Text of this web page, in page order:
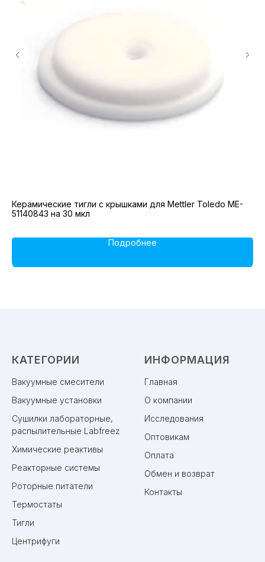
Керамические тигли с крышками для Mettler Toledo ME-
51140843 на 30 мкл
Подробнее
КАТЕГОРИИ
Вакуумные смесители
Вакуумные установки
Сушилки лабораторные,
распылительные Labfreez
Химические реактивы
Реакторные системы
Роторные питатели
Термостаты
Тигли
Центрифуги
ИНФОРМАЦИЯ
Главная
О компании
Исследования
Оптовикам
Оплата
Обмен и возврат
Контакты